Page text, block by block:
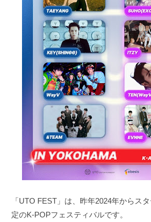
「UTO FEST」は、昨年2024年からス
定のK-POPフェスティバルです。